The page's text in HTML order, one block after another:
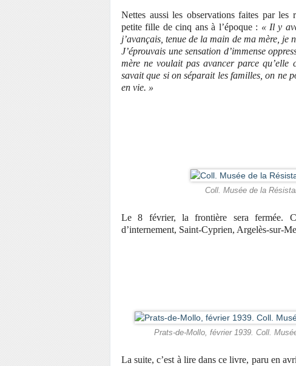
Nettes aussi les observations faites par les
petite fille de cinq ans à l’époque : « Il y
j’avançais, tenue de la main de ma mère, je
J’éprouvais une sensation d’immense
mère ne voulait pas avancer parce qu’elle
savait que si on séparait les familles, on ne
en vie. »
Coll. Musée de la
Le 8 février, la frontière sera fermée.
d’internement, Saint-Cyprien, Argelès-sur-
Prats-de-Mollo, février 1939. Coll.
La suite, c’est à lire dans ce livre, paru en